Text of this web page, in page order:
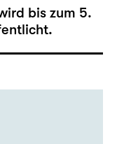
bis zum 5.